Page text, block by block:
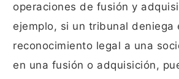
operaciones de fusión y
ejemplo, si un tribunal deniega
reconocimiento legal a una
en una fusión o adquisición,